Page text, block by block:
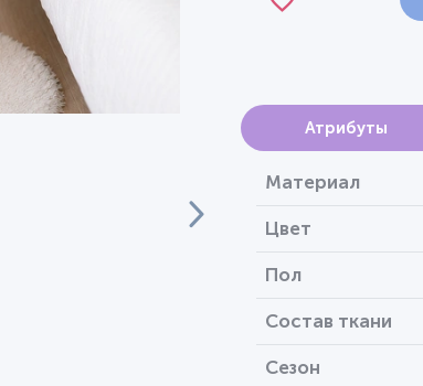
Атрибуты
Материал
Цвет
Пол
Состав ткани
Сезон